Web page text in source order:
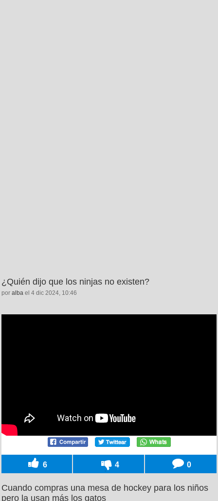
¿Quién dijo que los ninjas no existen?
por alba el 4 dic 2024, 10:46
6 4 0
Cuando compras una mesa de hockey para los niños
pero la usan más los gatos